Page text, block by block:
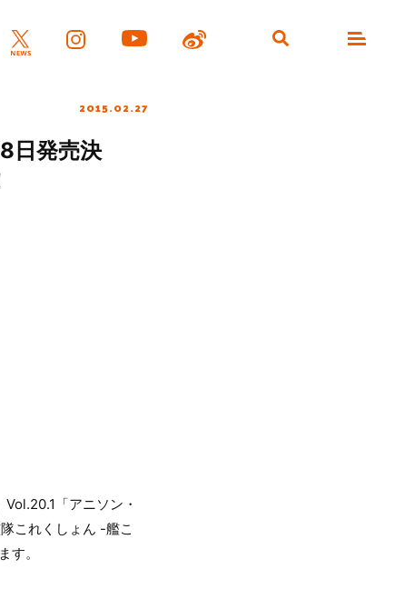
2015.02.27
日発売決
「アニソン・
これくしょん -艦こ
す。